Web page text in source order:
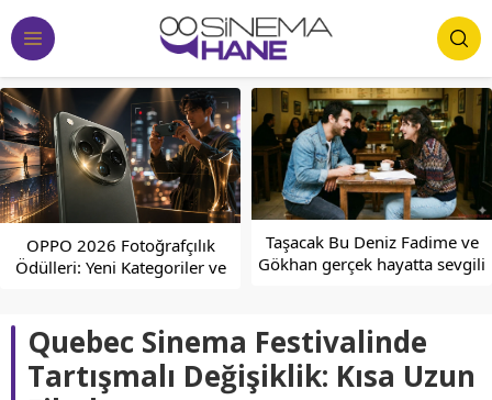
Taşacak Bu Deniz Fadime ve
Gökhan gerçek hayatta sevgili
Turkcell One İle Eğlence
Dünyasına Adım Atın!
Quebec Sinema Festivalinde
Tartışmalı Değişiklik: Kısa Uzun